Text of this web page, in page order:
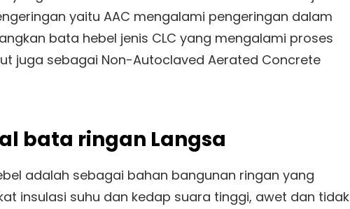
yaitu AAC mengalami pengeringan dalam
bata hebel jenis CLC yang mengalami proses
juga sebagai Non-Autoclaved Aerated Concrete
bata ringan Langsa
adalah sebagai bahan bangunan ringan yang
insulasi suhu dan kedap suara tinggi, awet dan tidak